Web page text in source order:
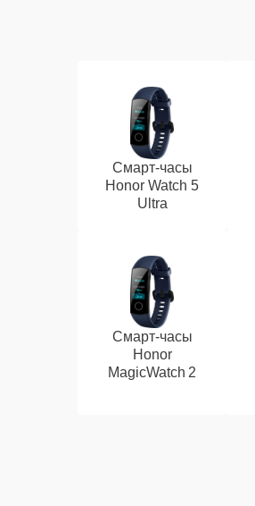
Смарт-часы
Honor Watch 5
Ultra
Смарт-часы
Honor
MagicWatch 2